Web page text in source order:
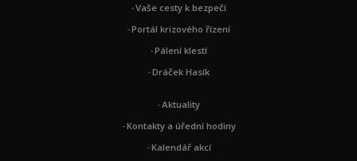
Vaše cesty k bezpečí
Portál krizového řízení
Pálení klestí
Dráček Hasík
Aktuality
Kontakty a úřední hodiny
Kalendář akcí